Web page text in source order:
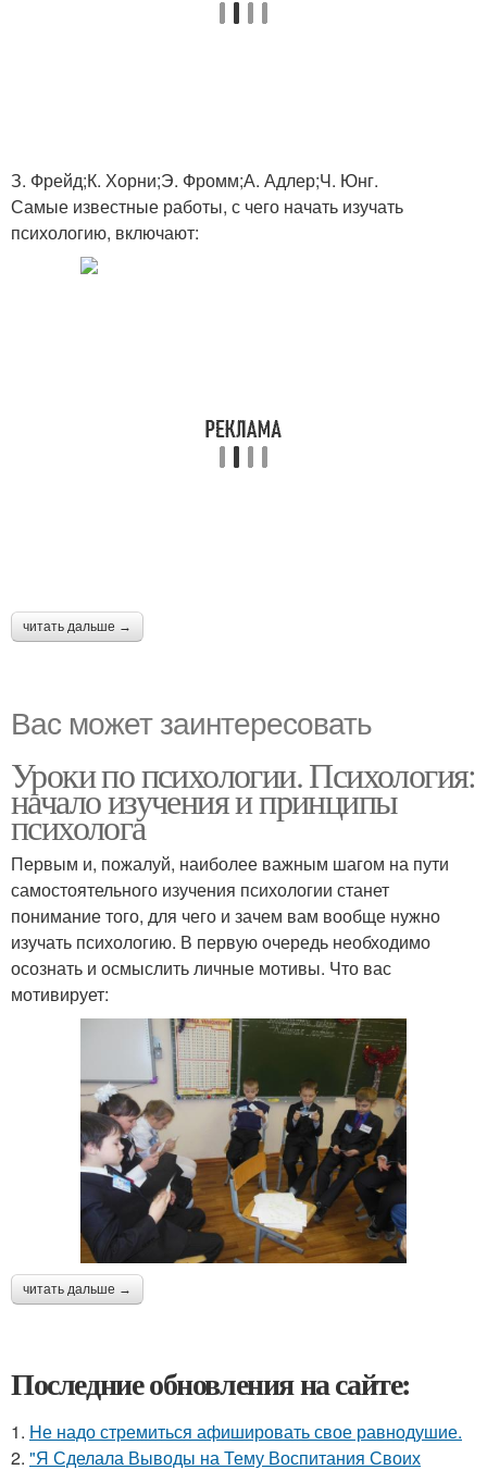
З. Фрейд;К. Хорни;Э. Фромм;А. Адлер;Ч. Юнг.
Самые известные работы, с чего начать изучать
психологию, включают:
читать дальше →
Вас может заинтересовать
Уроки по психологии. Психология:
начало изучения и принципы
психолога
Первым и, пожалуй, наиболее важным шагом на пути
самостоятельного изучения психологии станет
понимание того, для чего и зачем вам вообще нужно
изучать психологию. В первую очередь необходимо
осознать и осмыслить личные мотивы. Что вас
мотивирует:
читать дальше →
Последние обновления на сайте:
1. Hе надо стремиться афишировать свое равнодушие.
2. "Я Сделала Выводы на Тему Воспитания Своих